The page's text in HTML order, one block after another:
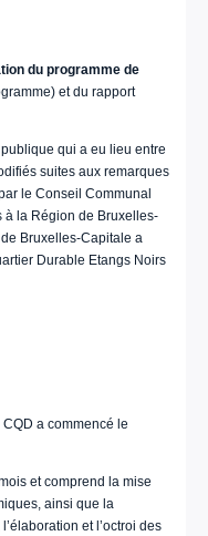
du programme de
et du rapport
qui a eu lieu entre
suites aux remarques
le Conseil Communal
à la Région de Bruxelles-
Bruxelles-Capitale a
Durable Etangs Noirs
CQD a commencé le
et comprend la mise
ainsi que la
et l’octroi des